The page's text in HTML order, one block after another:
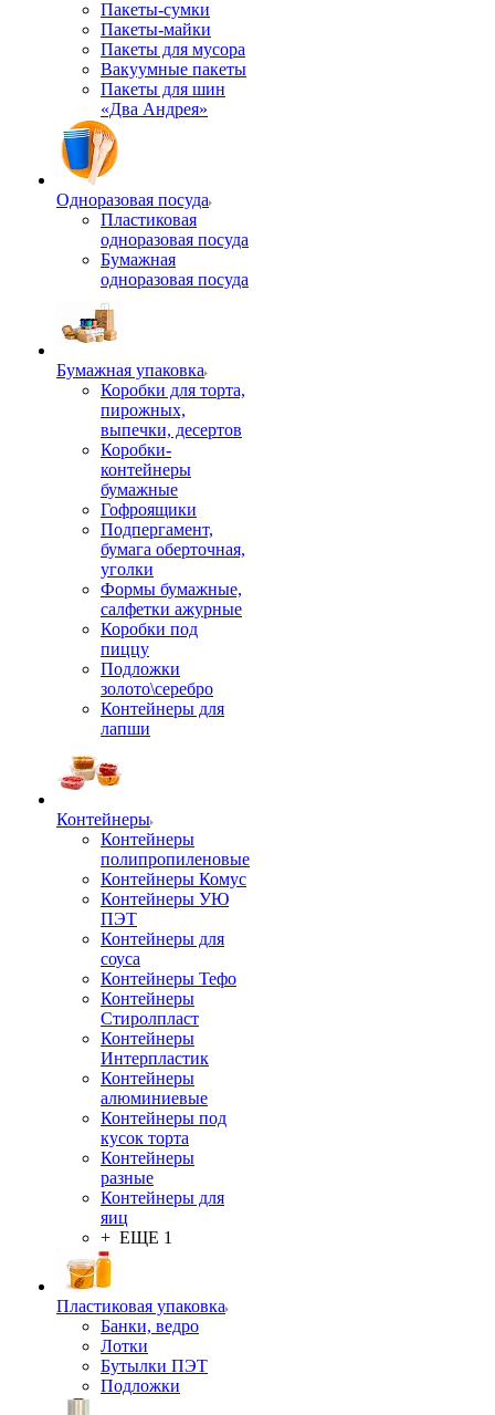
Пакеты-сумки
Пакеты-майки
Пакеты для мусора
Вакуумные пакеты
Пакеты для шин
«Два Андрея»
Одноразовая посуда
Пластиковая
одноразовая посуда
Бумажная
одноразовая посуда
Бумажная упаковка
Коробки для торта,
пирожных,
выпечки, десертов
Коробки-
контейнеры
бумажные
Гофроящики
Подпергамент,
бумага оберточная,
уголки
Формы бумажные,
салфетки ажурные
Коробки под
пиццу
Подложки
золото\серебро
Контейнеры для
лапши
Контейнеры
Контейнеры
полипропиленовые
Контейнеры Комус
Контейнеры УЮ
ПЭТ
Контейнеры для
соуса
Контейнеры Тефо
Контейнеры
Стиролпласт
Контейнеры
Интерпластик
Контейнеры
алюминиевые
Контейнеры под
кусок торта
Контейнеры
разные
Контейнеры для
яиц
+ ЕЩЕ 1
Пластиковая упаковка
Банки, ведро
Лотки
Бутылки ПЭТ
Подложки